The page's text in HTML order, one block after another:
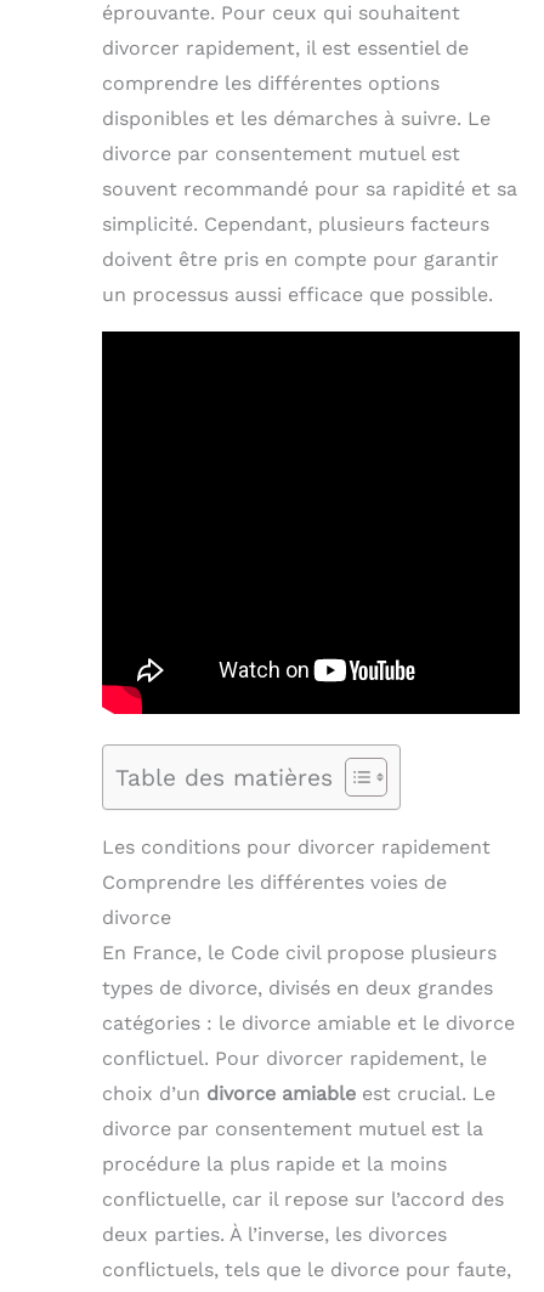
éprouvante. Pour ceux qui souhaitent
divorcer rapidement, il est essentiel de
comprendre les différentes options
disponibles et les démarches à suivre. Le
divorce par consentement mutuel est
souvent recommandé pour sa rapidité et sa
simplicité. Cependant, plusieurs facteurs
doivent être pris en compte pour garantir
un processus aussi efficace que possible.
Table des matières
Les conditions pour divorcer rapidement
Comprendre les différentes voies de
divorce
En France, le Code civil propose plusieurs
types de divorce, divisés en deux grandes
catégories : le divorce amiable et le divorce
conflictuel. Pour divorcer rapidement, le
choix d’un divorce amiable est crucial. Le
divorce par consentement mutuel est la
procédure la plus rapide et la moins
conflictuelle, car il repose sur l’accord des
deux parties. À l’inverse, les divorces
conflictuels, tels que le divorce pour faute,